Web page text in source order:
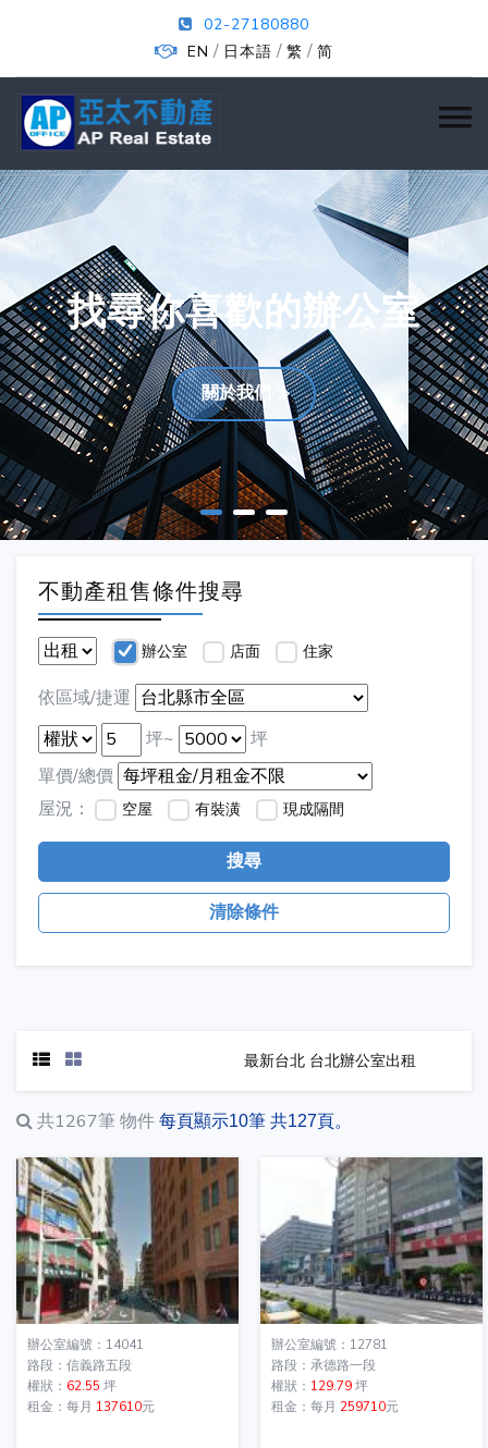
02-27180880
EN / 日本語 / 繁 / 简
找尋你喜歡的辦公室
關於我們
不動產租售條件搜尋
辦公室 店面 住家
依區域/捷運
坪~
坪
單價/總價
屋況：
空屋 有裝潢 現成隔間
搜尋
清除條件
最新台北 台北辦公室出租
共1267筆 物件 每頁顯示10筆 共127頁。
辦公室編號：14041
路段：信義路五段
權狀： 62.55 坪
租金：每月 137610元
辦公室編號：12781
路段：承德路一段
權狀： 129.79坪
租金：每月 259710元